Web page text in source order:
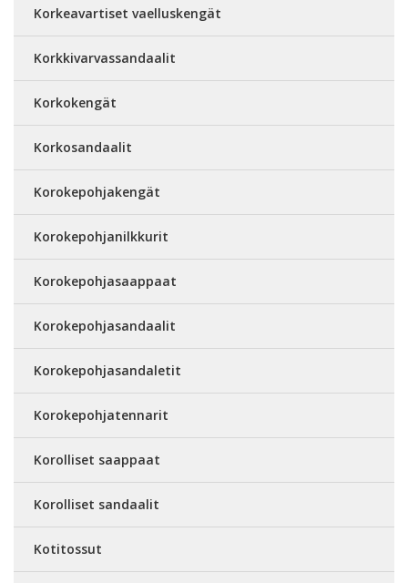
Korkeavartiset vaelluskengät
Korkkivarvassandaalit
Korkokengät
Korkosandaalit
Korokepohjakengät
Korokepohjanilkkurit
Korokepohjasaappaat
Korokepohjasandaalit
Korokepohjasandaletit
Korokepohjatennarit
Korolliset saappaat
Korolliset sandaalit
Kotitossut